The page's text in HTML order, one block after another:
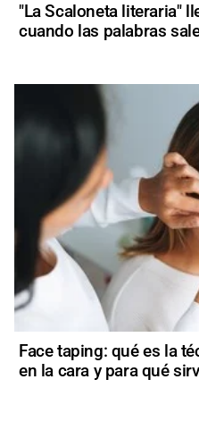
"La Scaloneta literaria"
cuando las palabras
Face taping: qué es la
en la cara y para qué